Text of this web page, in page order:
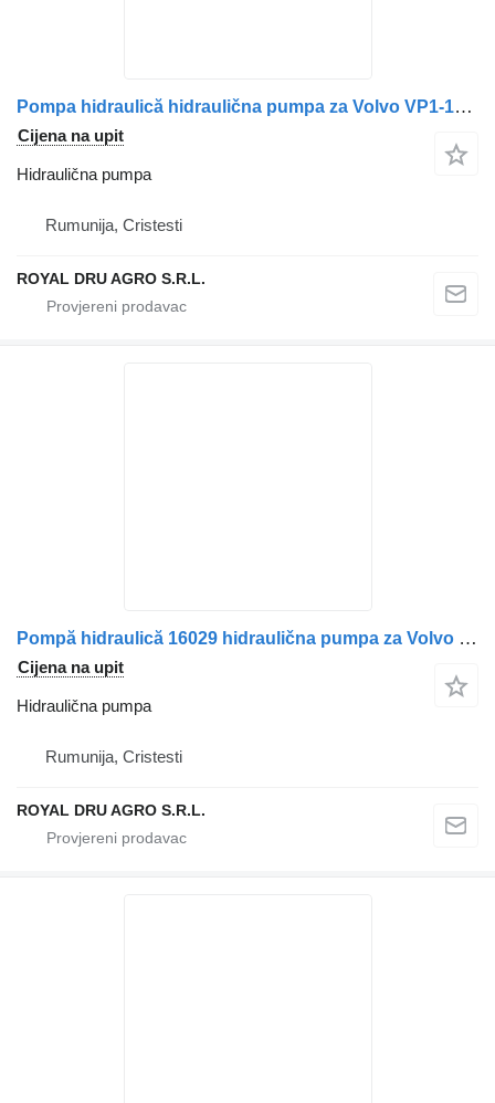
Pompa hidraulică hidraulična pumpa za Volvo VP1-130 RA/ZV-Z/102 3784507 kamiona
Cijena na upit
Hidraulična pumpa
Rumunija, Cristesti
ROYAL DRU AGRO S.R.L.
Pompă hidraulică 16029 hidraulična pumpa za Volvo 274A-BV50-BL122 kamiona
Cijena na upit
Hidraulična pumpa
Rumunija, Cristesti
ROYAL DRU AGRO S.R.L.